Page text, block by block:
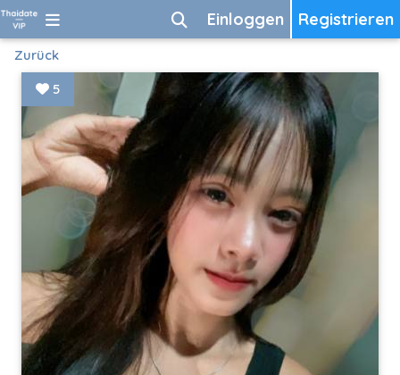
Registrieren
Einloggen
Zurück
5